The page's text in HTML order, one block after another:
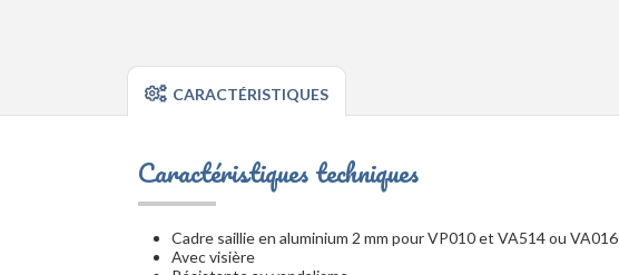
CARACTÉRISTIQUES
Caractéristiques techniques
Cadre saillie en aluminium 2 mm pour VP010 et VA514 ou VA016
Avec visière